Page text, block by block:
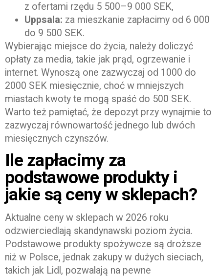
z ofertami rzędu 5 500–9 000 SEK,
Uppsala: za mieszkanie zapłacimy od 6 000
do 9 500 SEK.
Wybierając miejsce do życia, należy doliczyć
opłaty za media, takie jak prąd, ogrzewanie i
internet. Wynoszą one zazwyczaj od 1000 do
2000 SEK miesięcznie, choć w mniejszych
miastach kwoty te mogą spaść do 500 SEK.
Warto też pamiętać, że depozyt przy wynajmie to
zazwyczaj równowartość jednego lub dwóch
miesięcznych czynszów.
Ile zapłacimy za
podstawowe produkty i
jakie są ceny w sklepach?
Aktualne ceny w sklepach w 2026 roku
odzwierciedlają skandynawski poziom życia.
Podstawowe produkty spożywcze są droższe
niż w Polsce, jednak zakupy w dużych sieciach,
takich jak Lidl, pozwalają na pewne